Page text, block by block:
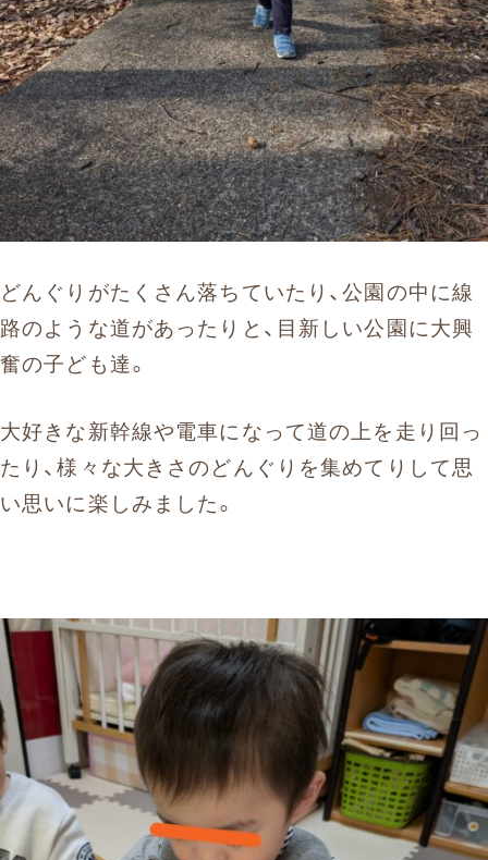
どんぐりがたくさん落ちていたり、公園の中に線
路のような道があったりと、目新しい公園に大興
奮の子ども達。
大好きな新幹線や電車になって道の上を走り回っ
たり、様々な大きさのどんぐりを集めてりして思
い思いに楽しみました。